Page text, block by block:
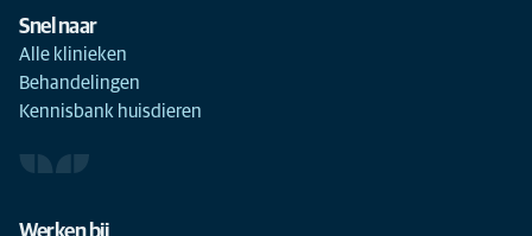
Snel naar
Alle klinieken
Behandelingen
Kennisbank huisdieren